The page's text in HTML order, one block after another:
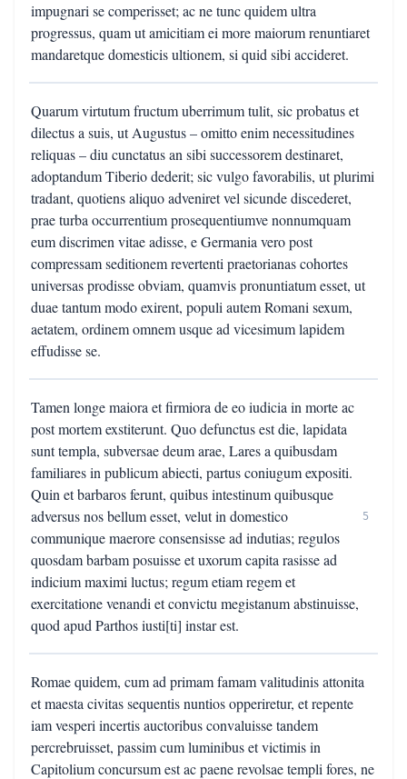
impugnari se comperisset; ac ne tunc quidem ultra
progressus, quam ut amicitiam ei more maiorum renuntiaret
mandaretque domesticis ultionem, si quid sibi accideret.
Quarum virtutum fructum uberrimum tulit, sic probatus et
dilectus a suis, ut Augustus – omitto enim necessitudines
reliquas – diu cunctatus an sibi successorem destinaret,
adoptandum Tiberio dederit; sic vulgo favorabilis, ut plurimi
tradant, quotiens aliquo adveniret vel sicunde discederet,
prae turba occurrentium prosequentiumve nonnumquam
eum discrimen vitae adisse, e Germania vero post
compressam seditionem revertenti praetorianas cohortes
universas prodisse obviam, quamvis pronuntiatum esset, ut
duae tantum modo exirent, populi autem Romani sexum,
aetatem, ordinem omnem usque ad vicesimum lapidem
effudisse se.
Tamen longe maiora et firmiora de eo iudicia in morte ac
post mortem exstiterunt. Quo defunctus est die, lapidata
sunt templa, subversae deum arae, Lares a quibusdam
familiares in publicum abiecti, partus coniugum expositi.
Quin et barbaros ferunt, quibus intestinum quibusque
adversus nos bellum esset, velut in domestico
communique maerore consensisse ad indutias; regulos
quosdam barbam posuisse et uxorum capita rasisse ad
indicium maximi luctus; regum etiam regem et
exercitatione venandi et convictu megistanum abstinuisse,
quod apud Parthos iusti[ti] instar est.
5
Romae quidem, cum ad primam famam valitudinis attonita
et maesta civitas sequentis nuntios opperiretur, et repente
iam vesperi incertis auctoribus convaluisse tandem
percrebruisset, passim cum luminibus et victimis in
Capitolium concursum est ac paene revolsae templi fores, ne